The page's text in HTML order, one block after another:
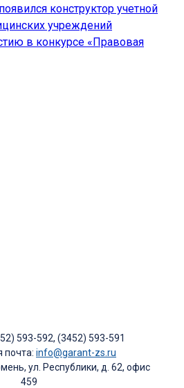
конструктор учетной
учреждений
в конкурсе «Правовая
593-592, (3452) 593-591
почта: info@garant-zs.ru
ул. Республики, д. 62, офис
459